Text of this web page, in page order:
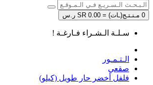
0 مـنـتـج(ـات) = SR 0.00 ر.س
سـلـة الـشـراء فـارغـة !
الـتـمـور
صقعي
فلفل أخضر حار طويل (كيلو)